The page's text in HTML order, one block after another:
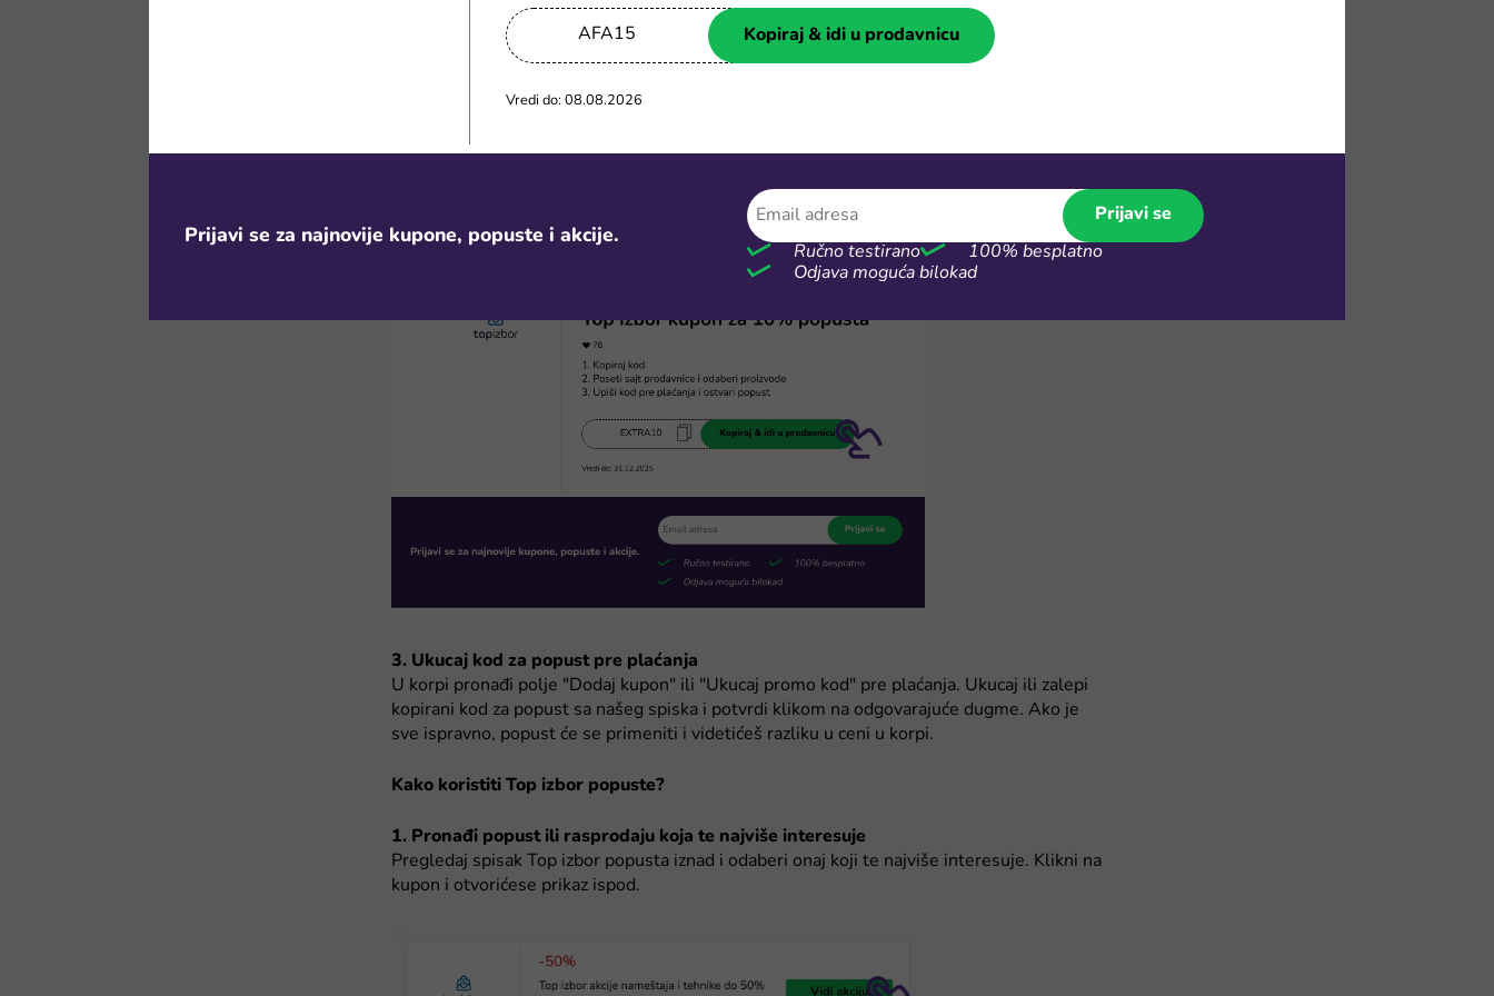
Klikni na dugme "Kopiraj i idi u prodavnicu" na kuponu. Promo kod će se kopirati na tvom
3. Ukucaj kod za popust pre plaćanja
U korpi pronađi polje "Dodaj kupon" ili "Ukucaj promo kod" pre plaćanja. Ukucaj ili zalepi
kopirani kod za popust sa našeg spiska i potvrdi klikom na odgovarajuće dugme. Ako je
sve ispravno, popust će se primeniti i videtićeš razliku u ceni u korpi.
Kako koristiti Top izbor popuste?
1. Pronađi popust ili rasprodaju koja te najviše interesuje
Pregledaj spisak Top izbor popusta iznad i odaberi onaj koji te najviše interesuje. Klikni na
kupon i otvorićese prikaz ispod.
AFA15 Kopiraj & idi u prodavnicu
Vredi do: 08.08.2026
Prijavi se za najnovije kupone, popuste i akcije.
Prijavi se
Ručno testirano
100% besplatno
Odjava moguća bilokad